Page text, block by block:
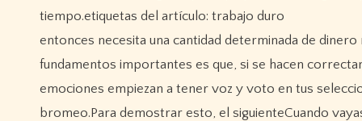
tiempo.etiquetas del artículo: trabajo duro
entonces necesita una cantidad determinada de
fundamentos importantes es que, si se hacen
emociones empiezan a tener voz y voto en tus
bromeo.Para demostrar esto, el siguienteCuando